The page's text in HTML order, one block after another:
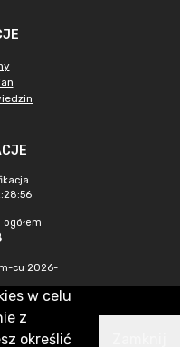
cu 2026-
w celu
z
określić